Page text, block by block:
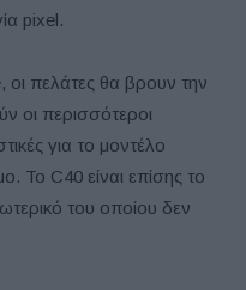
pixel.
, οι πελάτες θα βρουν την
οι περισσότεροι
για το μοντέλο
Το C40 είναι επίσης το
του οποίου δεν